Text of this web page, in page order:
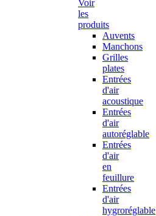
Voir
les
produits
Auvents
Manchons
Grilles
plates
Entrées
d'air
acoustique
Entrées
d'air
autoréglable
Entrées
d'air
en
feuillure
Entrées
d'air
hygroréglable